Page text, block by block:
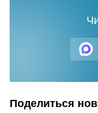
Поделиться